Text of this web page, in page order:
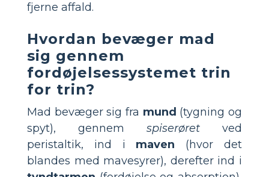
fjerne affald.
Hvordan bevæger mad
sig gennem
fordøjelsessystemet trin
for trin?
Mad bevæger sig fra mund (tygning og
spyt), gennem spiserøret ved
peristaltik, ind i maven (hvor det
blandes med mavesyrer), derefter ind i